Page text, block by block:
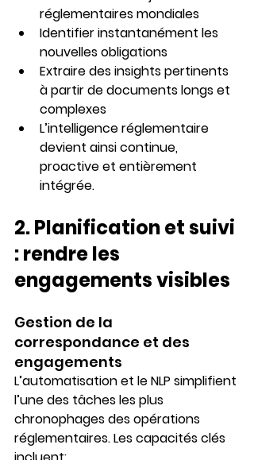
réglementaires mondiales
Identifier instantanément les
nouvelles obligations
Extraire des insights pertinents
à partir de documents longs et
complexes
L’intelligence réglementaire
devient ainsi continue,
proactive et entièrement
intégrée.
2. Planification et suivi
: rendre les
engagements visibles
Gestion de la
correspondance et des
engagements
L’automatisation et le NLP simplifient
l’une des tâches les plus
chronophages des opérations
réglementaires. Les capacités clés